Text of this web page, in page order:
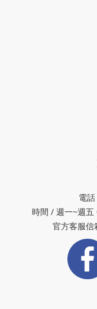
電
時間 / 週一~週五
官方客服